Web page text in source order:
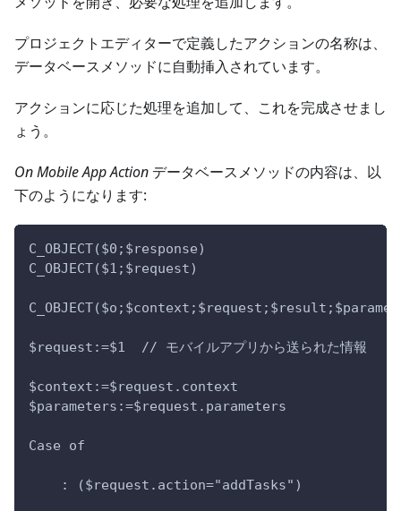
プロジェクトエディターで定義したアクションの名称は、
データベースメソッドに自動挿入されています。
アクションに応じた処理を追加して、これを完成させまし
ょう。
On Mobile App Action データベースメソッドの内容は、以
下のようになります:
C_OBJECT($0;$response)
C_OBJECT($1;$request)
$request:=$1  // モバイルアプリから送られた情報
$context:=$request.context
$parameters:=$request.parameters
Case of
    : ($request.action="addTasks")